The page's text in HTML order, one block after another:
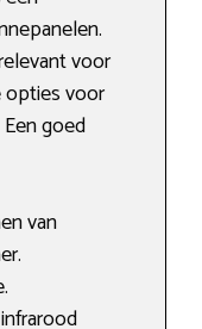
voor
opties voor
goed
van